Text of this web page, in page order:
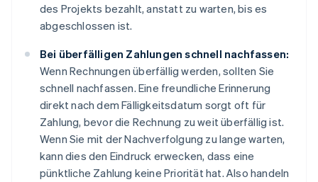
des Projekts bezahlt, anstatt zu warten, bis es
abgeschlossen ist.
Bei überfälligen Zahlungen schnell nachfassen:
Wenn Rechnungen überfällig werden, sollten Sie
schnell nachfassen. Eine freundliche Erinnerung
direkt nach dem Fälligkeitsdatum sorgt oft für
Zahlung, bevor die Rechnung zu weit überfällig ist.
Wenn Sie mit der Nachverfolgung zu lange warten,
kann dies den Eindruck erwecken, dass eine
pünktliche Zahlung keine Priorität hat. Also handeln